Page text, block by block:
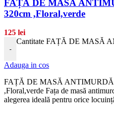
FAȚĂ DE MASĂ
320cm ,Floral,verde
125 lei
-
Cantitate FAȚĂ DE MASĂ
Adauga in cos
FAȚĂ DE MASĂ
,Floral,verde Fața de masă
alegerea ideală pentru orice